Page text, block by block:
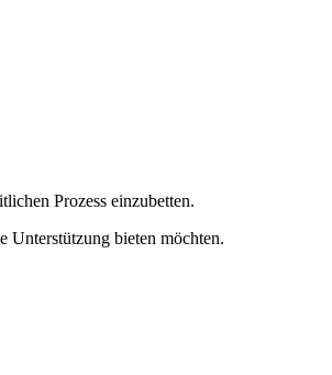
Prozess einzubetten.
Unterstützung bieten möchten.